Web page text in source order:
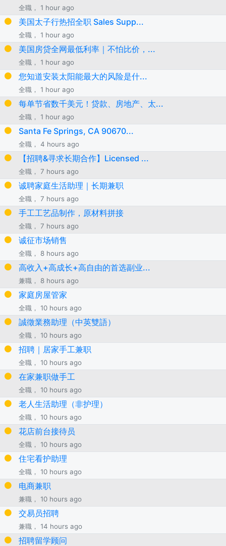
全職， 1 hour ago
美国太子行热招全职 Sales Supp...
全職， 1 hour ago
美国房贷全网最低利率｜不怕比价，...
全職， 1 hour ago
您知道安装太阳能最大的风险是什...
全職， 1 hour ago
每单节省数千美元！贷款、房地产、太...
全職， 1 hour ago
Santa Fe Springs, CA 90670...
全職， 4 hours ago
【招聘&寻求长期合作】Licensed ...
全職， 7 hours ago
诚聘家庭生活助理｜长期兼职
全職， 7 hours ago
手工工艺品制作，原材料拼接
全職， 7 hours ago
诚征市场销售
全職， 8 hours ago
高收入+高成长+高自由的首选副业...
兼職， 8 hours ago
家庭房屋管家
全職， 10 hours ago
誠徵業務助理（中英雙語）
全職， 10 hours ago
招聘｜居家手工兼职
全職， 10 hours ago
在家兼职做手工
全職， 10 hours ago
老人生活助理（非护理）
全職， 10 hours ago
花店前台接待员
全職， 10 hours ago
住宅看护助理
全職， 10 hours ago
电商兼职
兼職， 10 hours ago
交易员招聘
兼職， 14 hours ago
招聘留学顾问